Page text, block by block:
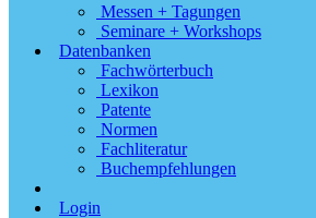
Messen + Tagungen
Seminare + Workshops
Datenbanken
Fachwörterbuch
Lexikon
Patente
Normen
Fachliteratur
Buchempfehlungen
Login